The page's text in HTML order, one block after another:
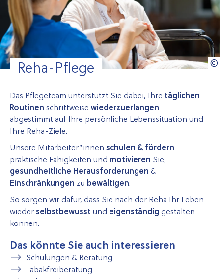
Reha-Pflege
Das Pflegeteam unterstützt Sie dabei, Ihre täglichen
Routinen schrittweise wiederzuerlangen –
abgestimmt auf Ihre persönliche Lebenssituation und
Ihre Reha-Ziele.
Unsere Mitarbeiter*innen schulen & fördern
praktische Fähigkeiten und motivieren Sie,
gesundheitliche Herausforderungen &
Einschränkungen zu bewältigen.
So sorgen wir dafür, dass Sie nach der Reha Ihr Leben
wiederselbstbewusst und eigenständig gestalten
können.
Das könnte Sie auch interessieren
Schulungen & Beratung
Tabakfreiberatung